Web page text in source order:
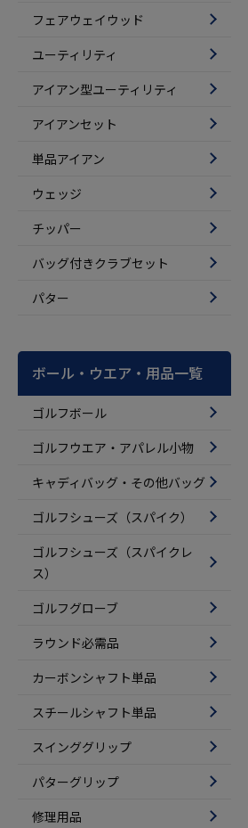
フェアウェイウッド
ユーティリティ
アイアン型ユーティリティ
アイアンセット
単品アイアン
ウェッジ
チッパー
バッグ付きクラブセット
パター
ボール・ウエア・用品一覧
ゴルフボール
ゴルフウエア・アパレル小物
キャディバッグ・その他バッグ
ゴルフシューズ（スパイク）
ゴルフシューズ（スパイクレ
ス）
ゴルフグローブ
ラウンド必需品
カーボンシャフト単品
スチールシャフト単品
スインググリップ
パターグリップ
修理用品